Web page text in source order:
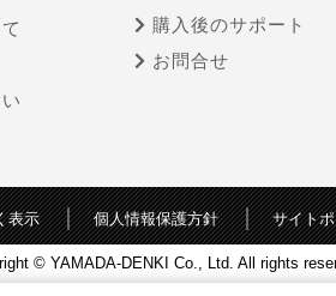
購入後のサポート
お問合せ
表示 個人情報保護方針 サイト
© YAMADA-DENKI Co., Ltd. All rights